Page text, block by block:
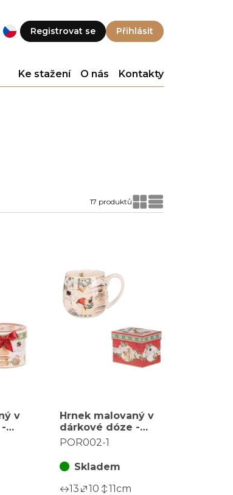
Registrovat se Přihlásit
Ke stažení O nás Kontakty
17 produktů
v
Hrnek malovaný v
dárkové dóze -
zimní motiv,
POR002-1
Skladem
13
10 11cm